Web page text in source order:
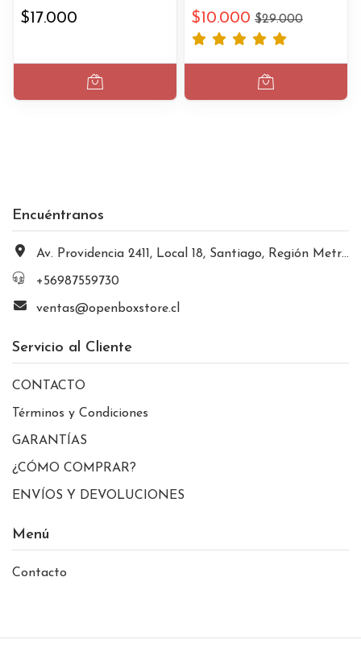
$17.000 $10.000 $29.000
Encuéntranos
Av. Providencia 2411, Local 18, Santiago, Región Metropolitana, Chile
+56987559730
ventas@openboxstore.cl
Servicio al Cliente
CONTACTO
Términos y Condiciones
GARANTÍAS
¿CÓMO COMPRAR?
ENVÍOS Y DEVOLUCIONES
Menú
Contacto